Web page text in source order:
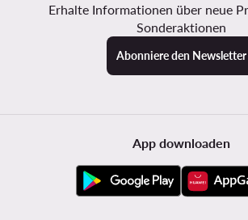
Erhalte Informationen über neue
Sonderaktionen
Abonniere den Newsletter
App downloaden